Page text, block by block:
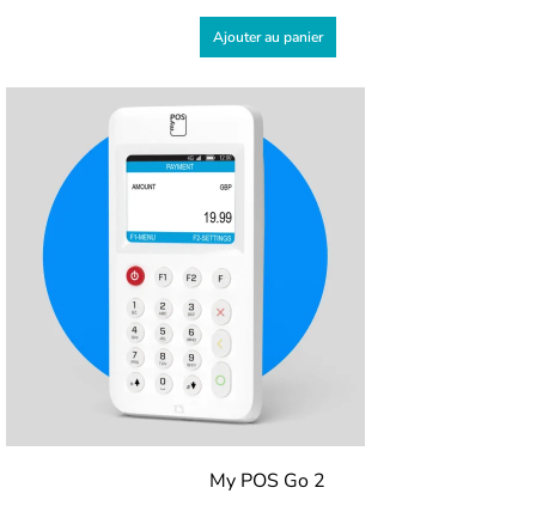
Ajouter au panier
My POS Go 2